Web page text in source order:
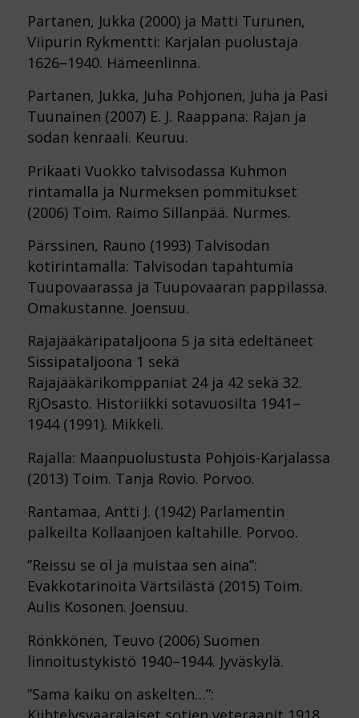
Partanen, Jukka (2000) ja Matti Turunen,
Viipurin Rykmentti: Karjalan puolustaja
1626–1940. Hämeenlinna.
Partanen, Jukka, Juha Pohjonen, Juha ja Pasi
Tuunainen (2007) E. J. Raappana: Rajan ja
sodan kenraali. Keuruu.
Prikaati Vuokko talvisodassa Kuhmon
rintamalla ja Nurmeksen pommitukset
(2006) Toim. Raimo Sillanpää. Nurmes.
Pärssinen, Rauno (1993) Talvisodan
kotirintamalla: Talvisodan tapahtumia
Tuupovaarassa ja Tuupovaaran pappilassa.
Omakustanne. Joensuu.
Rajajääkäripataljoona 5 ja sitä edeltäneet
Sissipataljoona 1 sekä
Rajajääkärikomppaniat 24 ja 42 sekä 32.
RjOsasto. Historiikki sotavuosilta 1941–
1944 (1991). Mikkeli.
Rajalla: Maanpuolustusta Pohjois-Karjalassa
(2013) Toim. Tanja Rovio. Porvoo.
Rantamaa, Antti J. (1942) Parlamentin
palkeilta Kollaanjoen kaltahille. Porvoo.
”Reissu se ol ja muistaa sen aina”:
Evakkotarinoita Värtsilästä (2015) Toim.
Aulis Kosonen. Joensuu.
Rönkkönen, Teuvo (2006) Suomen
linnoitustykistö 1940–1944. Jyväskylä.
”Sama kaiku on askelten…”: